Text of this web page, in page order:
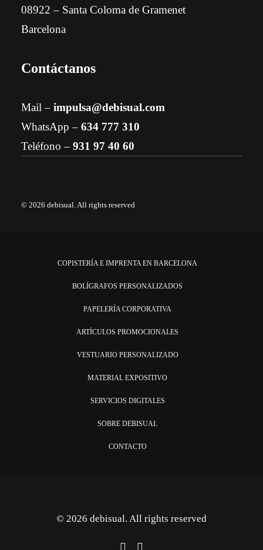
08922 – Santa Coloma de Gramenet
Barcelona
Contáctanos
Mail – impulsa@debisual.com
WhatsApp – 634 777 310
Teléfono – 931 97 40 60
© 2026 debisual.All rights reserved
COPISTERÍA E IMPRENTA EN BARCELONA
BOLÍGRAFOS PERSONALIZADOS
PAPELERÍA CORPORATIVA
ARTÍCULOS PROMOCIONALES
VESTUARIO PERSONALIZADO
MATERIAL EXPOSITIVO
SERVICIOS DIGITALES
SOBRE DEBISUAL
CONTACTO
© 2026 debisual. All rights reserved